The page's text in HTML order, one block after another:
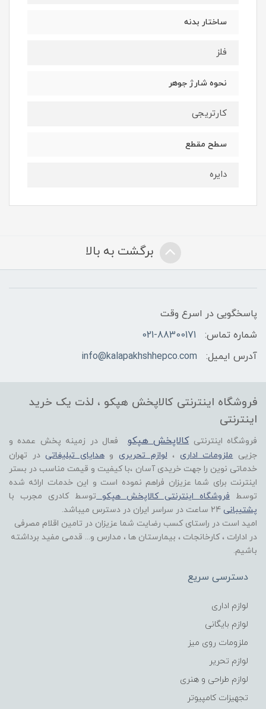
ساختار بدنه
فلز
نحوه شارژ جوهر
کارتریجی
سطح مقطع
دایره
برگشت به بالا
پاسخگویی در اسرع وقت
شماره تماس:
021-88300171
آدرس ایمیل:
info@kalapakhshhepco.com
فروشگاه اینترنتی کالاپخش هپکو ، لذت یک خرید
اینترنتی
فروشگاه اینترنتی کالاپخش هپکو
فعال در زمینه پخش عمده و
جزییملزومات اداری ،لوازم تحریری وهدایای تبلیغاتیدر تهران
خدماتی نوین را جهت خریدی آسان ،با کیفیت و قیمت مناسب در بستر
اینترنت برای شما عزیزان فراهم نموده است و این خدمات ارائه شده
توسط فروشگاه اینترنتی کالاپخش هپکو
توسط کادری مجرب با
پشتیبانی
امید است در راستای کسب رضایت شما عزیزان در تامین اقلام مصرفی
در ادارات ، کارخانجات ، بیمارستان ها ، مدارس و... قدمی مفید برداشته
باشیم.
دسترسی سریع
لوازم اداری
لوازم بایگانی
ملزومات روی میز
لوازم تحریر
لوازم طراحی و هنری
تجهیزات کامپیوتر